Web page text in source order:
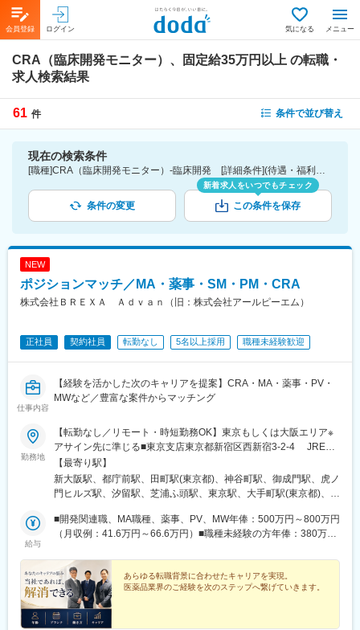
会員登録 ログイン 気になる メニュー
CRA（臨床開発モニター）、固定給35万円以上 の転職・
求人検索結果
61 件 条件で並び替え
現在の検索条件
[職種]CRA（臨床開発モニター）-臨床開発 [詳細条件](待遇・福利厚生)固定給35万円以上
条件の変更
新着求人をいつでもチェック
この条件を保存
NEW
ポジションマッチ／MA・薬事・SM・PM・CRA
株式会社ＢＲＥＸＡ Ａｄｖａｎ（旧：株式会社アールピーエム）
正社員 契約社員 転勤なし 5名以上採用 職種未経験歓迎
仕事内容
【経験を活かした次のキャリアを提案】CRA・MA・薬事・PV・
MWなど／豊富な案件からマッチング
勤務地
【転勤なし／リモート・時短勤務OK】東京もしくは大阪エリア※
アサイン先に準じる■東京支店東京都新宿区西新宿3-2-4 JRE西
新宿テラス5F＜アクセス＞各線「新宿駅」南口より徒歩10分※地
下道「0-1」出口より徒歩1分＜クライアント先／東京都内＞港
区、千代田区、中央区、品川区、世田谷区、大田区、渋谷区、豊
タワー19F＜アクセス＞「新大阪駅」より徒歩4分＜クライアント
先／大阪府・兵庫県・京都府など＞大阪市北区、大阪市中央区、
内禁煙／アサイン先に準ずる）======POINT======★経験を活
かせる多彩なキャリアパス★キャリアチェンジ・ブランク復帰歓
迎★リモート・時短勤務相談可★年間休日127日／残業月平均10
時間程度★50代・60代の入社実績多数★嘱託社員制度あり★取引
先300社超・案件120以上
【最寄り駅】
新大阪駅、都庁前駅、田町駅(東京都)、神谷町駅、御成門駅、虎ノ
門ヒルズ駅、汐留駅、芝浦ふ頭駅、東京駅、大手町駅(東京都)、築
蒲田駅、千駄ケ谷駅、恵比寿駅、池袋駅、大阪駅、心斎橋駅、神
戸三宮駅(阪神)、渡辺橋駅、本町駅、打出駅、大阪ビジネスパーク
駅、南新宿駅、三田駅(東京都)、六本木一丁目駅、新橋駅、二重橋
前駅、築地市場駅、宝町駅(東京都)、新富町駅(東京都)、三越前
駅、大崎広小路駅、二子新地駅、京急蒲田駅、北参道駅、都電雑
司ケ谷駅、西梅田駅、東三国駅、中之島駅、阿波座駅、京橋駅(大
阪府)、肥後橋駅、梅田駅(地下鉄)、土居駅(大阪府)、松屋町駅、新
給与
■開発関連職、MA職種、薬事、PV、MW年俸：500万円～800万円
（月収例：41.6万円～66.6万円）■職種未経験の方年俸：380万円
支給いたします。・経験・スキル等を総合的に考慮の上、算定し
ます。・残業代、交通費、出張日当は別途全額支給いたしま
す。・年齢や定年による年収変動はありません。【年収例】経験
や専門性を考慮し、ポジション・待遇を決定しています。・年収
525万円（CRA／30代前半）・年収550万円（MA／30代前半）・
あらゆる転職背景に合わせたキャリアを実現。
医薬品業界のご経験を次のステップへ繋げていきます。